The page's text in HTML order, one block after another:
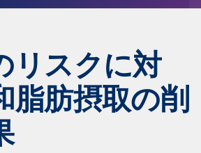
リスクに対
脂肪摂取の削